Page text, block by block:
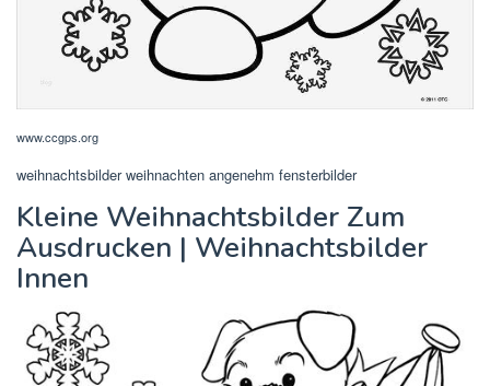
www.ccgps.org
weihnachtsbilder weihnachten angenehm fensterbilder
Kleine Weihnachtsbilder Zum
Ausdrucken | Weihnachtsbilder
Innen